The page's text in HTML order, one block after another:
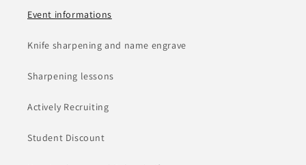
Event informations
Knife sharpening and name engrave
Sharpening lessons
Actively Recruiting
Student Discount